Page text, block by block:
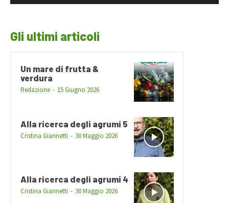
Gli ultimi articoli
Un mare di frutta &
verdura
Redazione - 15 Giugno 2026
Alla ricerca degli agrumi 5
Cristina Giannetti - 30 Maggio 2026
Alla ricerca degli agrumi 4
Cristina Giannetti - 30 Maggio 2026